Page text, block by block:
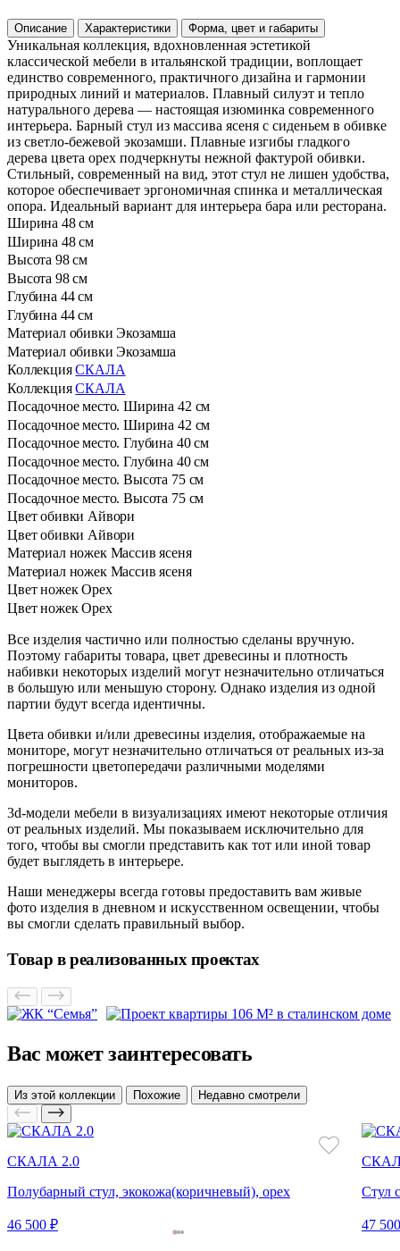
Описание Характеристики Форма, цвет и габариты
Уникальная коллекция, вдохновленная эстетикой
классической мебели в итальянской традиции, воплощает
единство современного, практичного дизайна и гармонии
природных линий и материалов. Плавный силуэт и тепло
натурального дерева — настоящая изюминка современного
интерьера. Барный стул из массива ясеня с сиденьем в обивке
из светло-бежевой экозамши. Плавные изгибы гладкого
дерева цвета орех подчеркнуты нежной фактурой обивки.
Стильный, современный на вид, этот стул не лишен удобства,
которое обеспечивает эргономичная спинка и металлическая
опора. Идеальный вариант для интерьера бара или ресторана.
Ширина 48 см
Ширина 48 см
Высота 98 см
Высота 98 см
Глубина 44 см
Глубина 44 см
Материал обивки Экозамша
Материал обивки Экозамша
Коллекция СКАЛА
Коллекция СКАЛА
Посадочное место. Ширина 42 см
Посадочное место. Ширина 42 см
Посадочное место. Глубина 40 см
Посадочное место. Глубина 40 см
Посадочное место. Высота 75 см
Посадочное место. Высота 75 см
Цвет обивки Айвори
Цвет обивки Айвори
Материал ножек Массив ясеня
Материал ножек Массив ясеня
Цвет ножек Орех
Цвет ножек Орех
Все изделия частично или полностью сделаны вручную.
Поэтому габариты товара, цвет древесины и плотность
набивки некоторых изделий могут незначительно отличаться
в большую или меньшую сторону. Однако изделия из одной
партии будут всегда идентичны.
Цвета обивки и/или древесины изделия, отображаемые на
мониторе, могут незначительно отличаться от реальных из-за
погрешности цветопередачи различными моделями
мониторов.
3d-модели мебели в визуализациях имеют некоторые отличия
от реальных изделий. Мы показываем исключительно для
того, чтобы вы смогли представить как тот или иной товар
будет выглядеть в интерьере.
Наши менеджеры всегда готовы предоставить вам живые
фото изделия в дневном и искусственном освещении, чтобы
вы смогли сделать правильный выбор.
Товар в реализованных проектах
Вас может заинтересовать
Из этой коллекции Похожие Недавно смотрели
СКАЛА 2.0
Полубарный стул, экокожа(коричневый), орех
46 500 ₽
Стул
47